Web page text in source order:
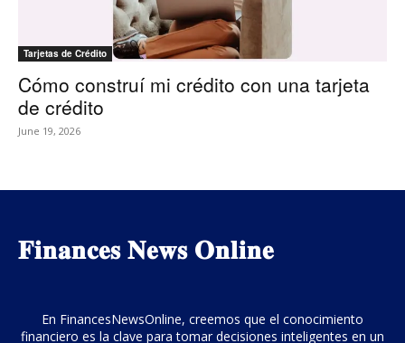
Tarjetas de Crédito
Cómo construí mi crédito con una tarjeta
de crédito
June 19, 2026
𝐅𝐢𝐧𝐚𝐧𝐜𝐞𝐬 𝐍𝐞𝐰𝐬 𝐎𝐧𝐥𝐢𝐧𝐞
En FinancesNewsOnline, creemos que el conocimiento
financiero es la clave para tomar decisiones inteligentes en un